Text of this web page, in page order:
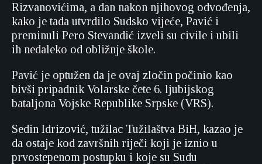
Rizvanovićima, a dan nakon njihovog odvođenja,
kako je tada utvrdilo Sudsko vijeće, Pavić i
preminuli Pero Stevandić izveli su civile i ubili
ih nedaleko od obližnje škole.
Pavić je optužen da je ovaj zločin počinio kao
bivši pripadnik Volarske čete 6. ljubijskog
bataljona Vojske Republike Srpske (VRS).
Sedin Idrizović, tužilac Tužilaštva BiH, kazao je
da ostaje kod završnih riječi koji je iznio u
prvostepenom postupku i koje su Sudu